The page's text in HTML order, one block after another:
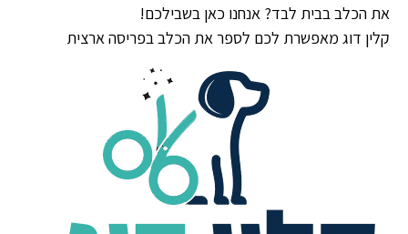
את הכלב בבית לבד? אנחנו כאן בשבילכם!
קלין דוג מאפשרת לכם לספר את הכלב בפריסה ארצית